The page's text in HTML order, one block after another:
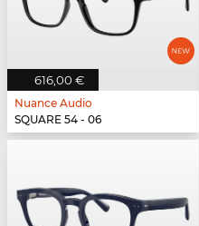
616,00 €
Nuance Audio
SQUARE 54 - 06